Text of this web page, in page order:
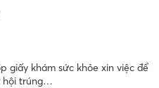
giấy khám sức khỏe xin việc để
hội trúng…